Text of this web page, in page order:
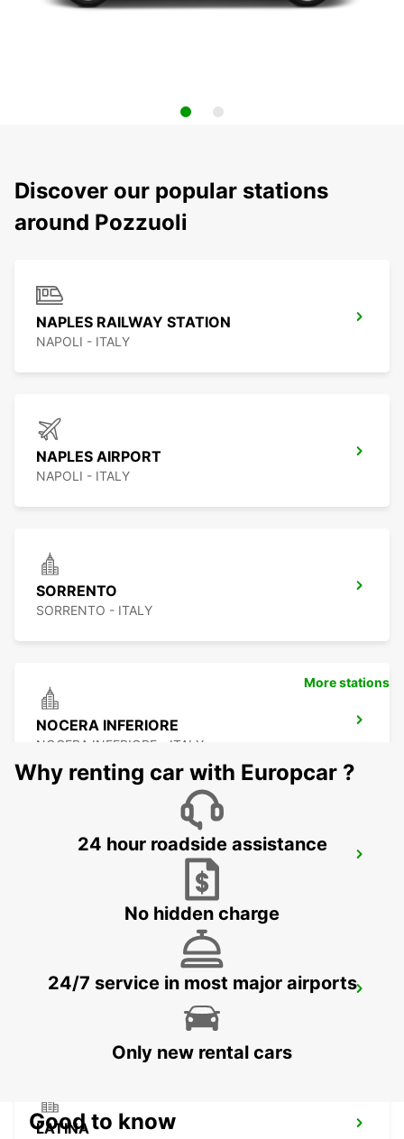
Discover our popular stations
around Pozzuoli
NAPLES RAILWAY STATION
NAPOLI - ITALY
NAPLES AIRPORT
NAPOLI - ITALY
SORRENTO
SORRENTO - ITALY
NOCERA INFERIORE
NOCERA INFERIORE - ITALY
AVELLINO
LATINA
More stations
Why renting car with Europcar ?
24 hour roadside assistance
No hidden charge
24/7 service in most major airports
Only new rental cars
Good to know